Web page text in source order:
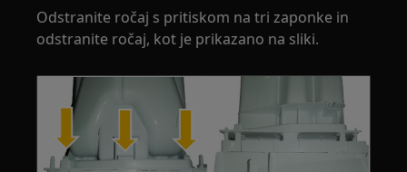
Odstranite ročaj s pritiskom na tri zaponke in
odstranite ročaj, kot je prikazano na sliki.